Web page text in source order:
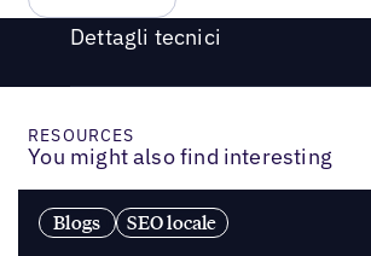
Dettagli tecnici
RESOURCES
You might also find interesting
Blogs SEO locale